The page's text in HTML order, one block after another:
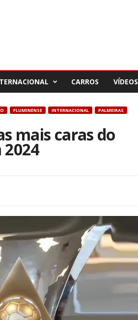
CARROS VÍDEOS
FLUMINENSE INTERNACIONAL
PALMEIRAS
mais caras do